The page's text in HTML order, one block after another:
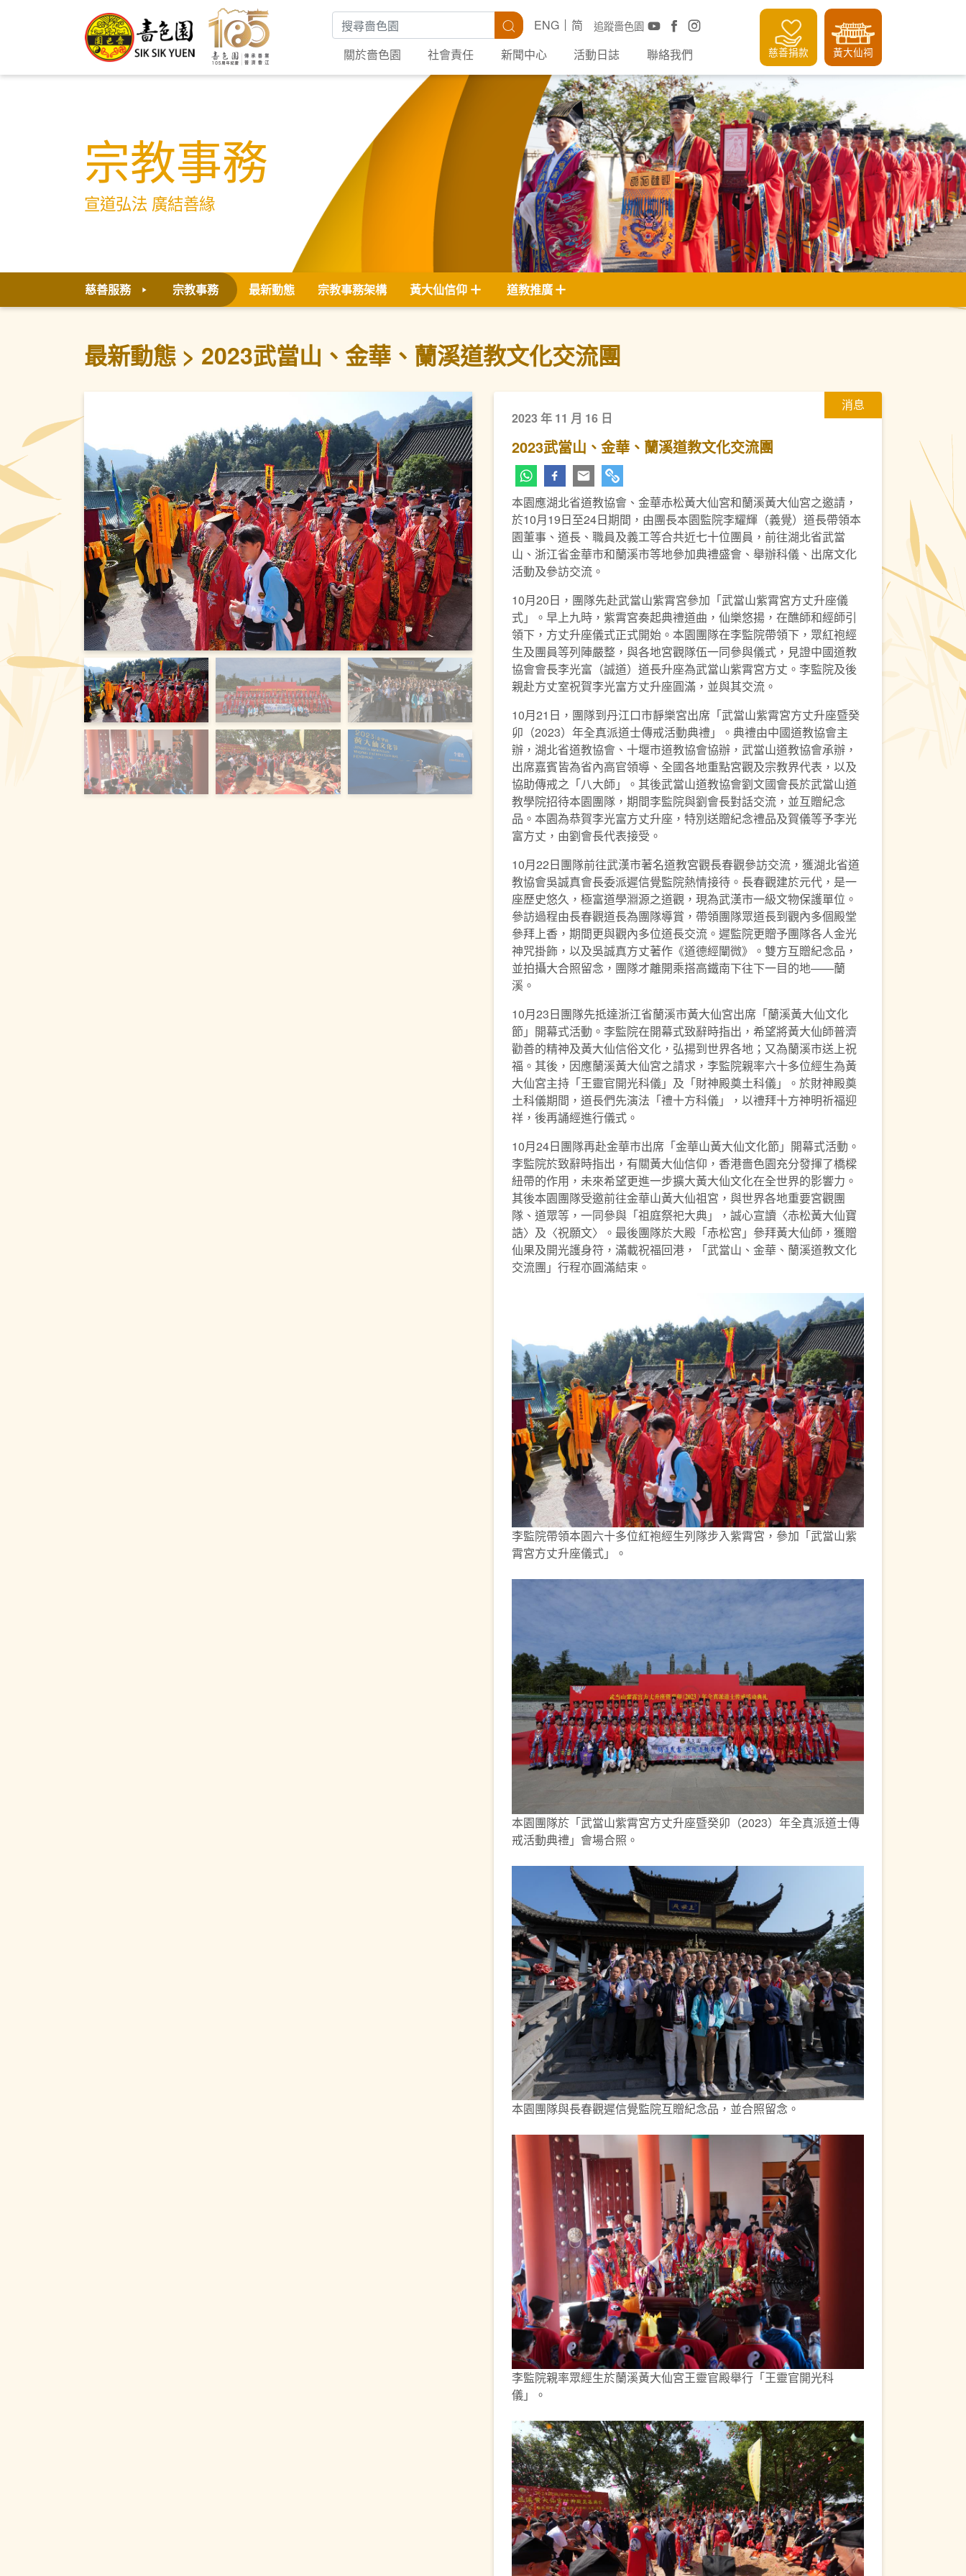
搜尋關鍵字 搜尋 追蹤嗇色園
ENG
简
關於嗇色園
社會責任 新聞中心 活動日誌 聯絡我們 慈善捐款 黃大仙祠
宗教事務
宣道弘法 廣結善緣
慈善服務 宗教事務 最新動態 宗教事務架構 黃大仙信仰 道教推廣
最新動態 2023武當山、金華、蘭溪道教文化交流團
上一頁 下一頁
消息
2023 年 11 月 16 日
2023武當山、金華、蘭溪道教文化交流團
本園應湖北省道教協會、金華赤松黃大仙宮和蘭溪黃大仙宮之邀請，
於10月19日至24日期間，由團長本園監院李耀輝（義覺）道長帶領本
園董事、道長、職員及義工等合共近七十位團員，前往湖北省武當
山、浙江省金華市和蘭溪市等地參加典禮盛會、舉辦科儀、出席文化
活動及參訪交流。
10月20日，團隊先赴武當山紫霄宮參加「武當山紫霄宮方丈升座儀
式」。早上九時，紫霄宮奏起典禮道曲，仙樂悠揚，在醮師和經師引
領下，方丈升座儀式正式開始。本園團隊在李監院帶領下，眾紅袍經
生及團員等列陣嚴整，與各地宮觀隊伍一同參與儀式，見證中國道教
協會會長李光富（誠道）道長升座為武當山紫霄宮方丈。李監院及後
親赴方丈室祝賀李光富方丈升座圓滿，並與其交流。
10月21日，團隊到丹江口市靜樂宮出席「武當山紫霄宮方丈升座暨癸
卯（2023）年全真派道士傳戒活動典禮」。典禮由中國道教協會主
辦，湖北省道教協會、十堰市道教協會協辦，武當山道教協會承辦，
出席嘉賓皆為省內高官領導、全國各地重點宮觀及宗教界代表，以及
協助傳戒之「八大師」。其後武當山道教協會劉文國會長於武當山道
教學院招待本園團隊，期間李監院與劉會長對話交流，並互贈紀念
品。本園為恭賀李光富方丈升座，特別送贈紀念禮品及賀儀等予李光
富方丈，由劉會長代表接受。
10月22日團隊前往武漢市著名道教宮觀長春觀參訪交流，獲湖北省道
教協會吳誠真會長委派遲信覺監院熱情接待。長春觀建於元代，是一
座歷史悠久，極富道學淵源之道觀，現為武漢市一級文物保護單位。
參訪過程由長春觀道長為團隊導賞，帶領團隊眾道長到觀內多個殿堂
參拜上香，期間更與觀內多位道長交流。遲監院更贈予團隊各人金光
神咒掛飾，以及吳誠真方丈著作《道德經闡微》。雙方互贈紀念品，
並拍攝大合照留念，團隊才離開乘搭高鐵南下往下一目的地——蘭
溪。
10月23日團隊先抵達浙江省蘭溪市黃大仙宮出席「蘭溪黃大仙文化
節」開幕式活動。李監院在開幕式致辭時指出，希望將黃大仙師普濟
勸善的精神及黃大仙信俗文化，弘揚到世界各地；又為蘭溪市送上祝
福。其後，因應蘭溪黃大仙宮之請求，李監院親率六十多位經生為黃
大仙宮主持「王靈官開光科儀」及「財神殿奠土科儀」。於財神殿奠
土科儀期間，道長們先演法「禮十方科儀」，以禮拜十方神明祈福迎
祥，後再誦經進行儀式。
10月24日團隊再赴金華市出席「金華山黃大仙文化節」開幕式活動。
李監院於致辭時指出，有關黃大仙信仰，香港嗇色園充分發揮了橋樑
紐帶的作用，未來希望更進一步擴大黃大仙文化在全世界的影響力。
其後本園團隊受邀前往金華山黃大仙祖宮，與世界各地重要宮觀團
隊、道眾等，一同參與「祖庭祭祀大典」，誠心宣讀〈赤松黃大仙寶
誥〉及〈祝願文〉。最後團隊於大殿「赤松宮」參拜黃大仙師，獲贈
仙果及開光護身符，滿載祝福回港，「武當山、金華、蘭溪道教文化
交流團」行程亦圓滿結束。
李監院帶領本園六十多位紅袍經生列隊步入紫霄宮，參加「武當山紫
霄宮方丈升座儀式」。
本園團隊於「武當山紫霄宮方丈升座暨癸卯（2023）年全真派道士傳
戒活動典禮」會場合照。
本園團隊與長春觀遲信覺監院互贈紀念品，並合照留念。
李監院親率眾經生於蘭溪黃大仙宮王靈官殿舉行「王靈官開光科
儀」。